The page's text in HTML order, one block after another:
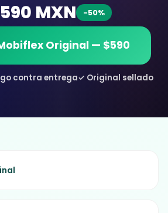
MXN -50%
Original — $590
contra entrega✓ Original sellado